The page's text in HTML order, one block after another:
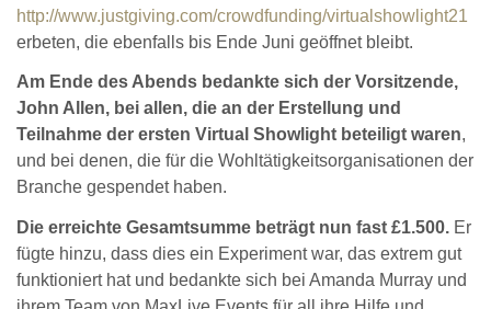
http://www.justgiving.com/crowdfunding/virtualshowlight21
erbeten, die ebenfalls bis Ende Juni geöffnet bleibt.
Am Ende des Abends bedankte sich der Vorsitzende,
John Allen, bei allen, die an der Erstellung und
Teilnahme der ersten Virtual Showlight beteiligt waren,
und bei denen, die für die Wohltätigkeitsorganisationen der
Branche gespendet haben.
Die erreichte Gesamtsumme beträgt nun fast £1.500. Er
fügte hinzu, dass dies ein Experiment war, das extrem gut
funktioniert hat und bedankte sich bei Amanda Murray und